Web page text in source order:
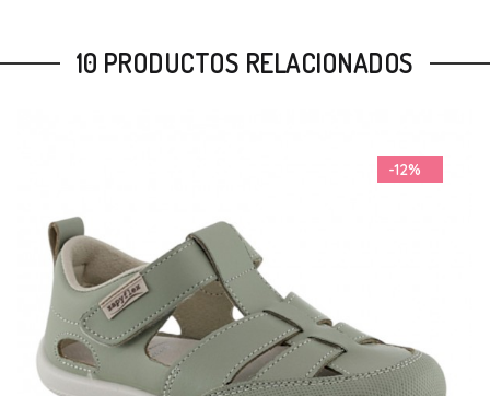
10 PRODUCTOS RELACIONADOS